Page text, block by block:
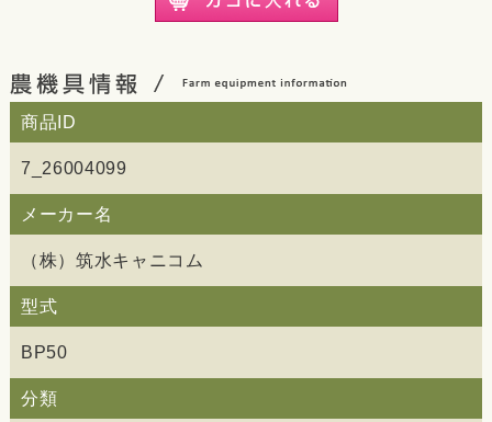
商品ID
7_26004099
メーカー名
（株）筑水キャニコム
型式
BP50
分類